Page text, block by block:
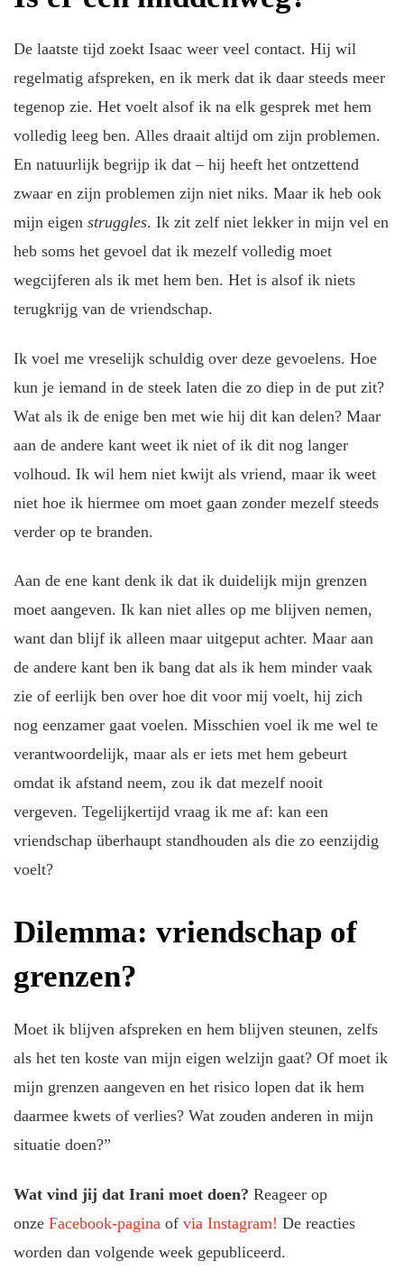
De laatste tijd zoekt Isaac weer veel contact. Hij wil
regelmatig afspreken, en ik merk dat ik daar steeds meer
tegenop zie. Het voelt alsof ik na elk gesprek met hem
volledig leeg ben. Alles draait altijd om zijn problemen.
En natuurlijk begrijp ik dat – hij heeft het ontzettend
zwaar en zijn problemen zijn niet niks. Maar ik heb ook
mijn eigen struggles. Ik zit zelf niet lekker in mijn vel en
heb soms het gevoel dat ik mezelf volledig moet
wegcijferen als ik met hem ben. Het is alsof ik niets
terugkrijg van de vriendschap.
Ik voel me vreselijk schuldig over deze gevoelens. Hoe
kun je iemand in de steek laten die zo diep in de put zit?
Wat als ik de enige ben met wie hij dit kan delen? Maar
aan de andere kant weet ik niet of ik dit nog langer
volhoud. Ik wil hem niet kwijt als vriend, maar ik weet
niet hoe ik hiermee om moet gaan zonder mezelf steeds
verder op te branden.
Aan de ene kant denk ik dat ik duidelijk mijn grenzen
moet aangeven. Ik kan niet alles op me blijven nemen,
want dan blijf ik alleen maar uitgeput achter. Maar aan
de andere kant ben ik bang dat als ik hem minder vaak
zie of eerlijk ben over hoe dit voor mij voelt, hij zich
nog eenzamer gaat voelen. Misschien voel ik me wel te
verantwoordelijk, maar als er iets met hem gebeurt
omdat ik afstand neem, zou ik dat mezelf nooit
vergeven. Tegelijkertijd vraag ik me af: kan een
vriendschap überhaupt standhouden als die zo eenzijdig
voelt?
Dilemma: vriendschap of
grenzen?
Moet ik blijven afspreken en hem blijven steunen, zelfs
als het ten koste van mijn eigen welzijn gaat? Of moet ik
mijn grenzen aangeven en het risico lopen dat ik hem
daarmee kwets of verlies? Wat zouden anderen in mijn
situatie doen?”
Wat vind jij dat Irani moet doen? Reageer op
onze Facebook-pagina of via Instagram! De reacties
worden dan volgende week gepubliceerd.